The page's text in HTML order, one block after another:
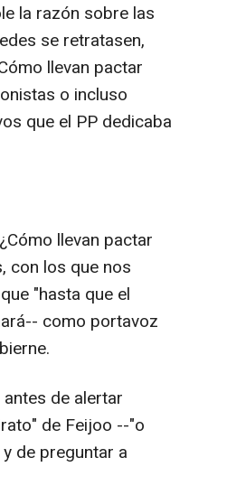
la razón sobre las
se retratasen,
llevan pactar
o incluso
que el PP dedicaba
llevan pactar
con los que nos
"hasta que el
como portavoz
de alertar
de Feijoo --"o
de preguntar a